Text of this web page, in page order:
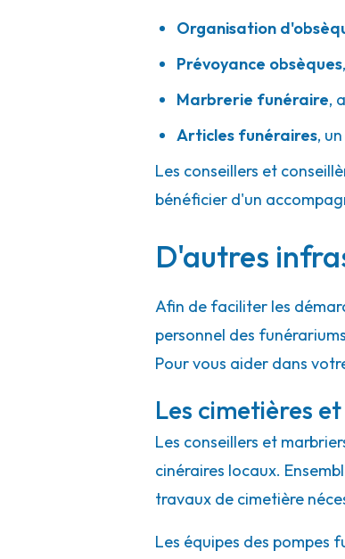
Organisation
Prévoyance obsèques,
Marbrerie funéraire,
Articles funéraires,
Les conseillers et
bénéficier d'un
D'autres
Afin de faciliter les
personnel des
Pour vous aider dans
Les cimetières
Les conseillers et
cinéraires locaux.
travaux de cimetière
Les équipes des pompes